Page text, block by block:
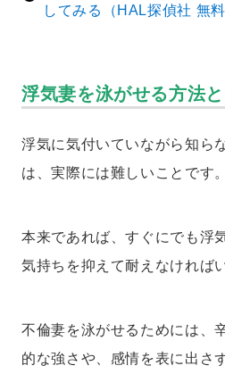
してみる（HAL探偵社 無
浮気妻を泳がせる方法と
浮気に気付いていながら知ら
は、実際には難しいことです。
本来であれば、すぐにでも浮
気持ちを抑えて耐えなければ
不倫妻を泳がせるためには、
的な強さや、感情を表に出さ